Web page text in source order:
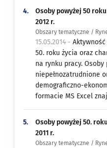
4.
Osoby powyżej 50
2012 r.
Obszary tematyczne /
15.05.2014 -
50. roku życia oraz
na rynku pracy. Osoby
niepełnozatrudnione
demograficzno-
formacie MS Excel
5.
Osoby powyżej 50.
2011 r.
Obszary tematyczne /